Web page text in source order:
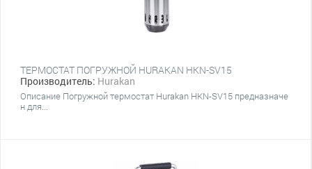
ТЕРМОСТАТ ПОГРУЖНОЙ HURAKAN HKN-SV15
Производитель: Hurakan
Описание Погружной термостат Hurakan HKN-SV15 предназначе
н для...